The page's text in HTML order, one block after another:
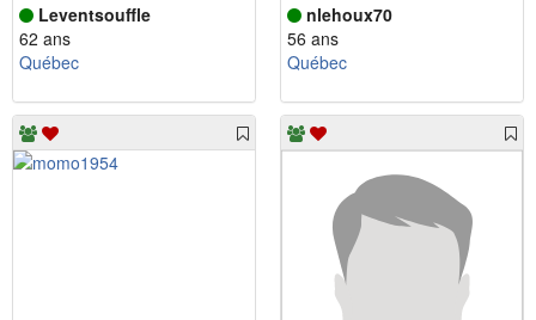
Leventsouffle
62 ans
Québec
nlehoux70
56 ans
Québec